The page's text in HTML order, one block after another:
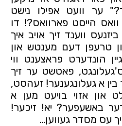
ער וועט אפילו נישט
הייסט פארוואס?! דו
ווענד זיך אויב איך
טרעפן דעם מענטש און
הונדערט פראצענט ווי
פאטשט ער זיך
בין א געלונגענער! זעהסט,
און אזוי בויעט מען א
באשעפער? יא! זיכער!
עס מסדר געווען…